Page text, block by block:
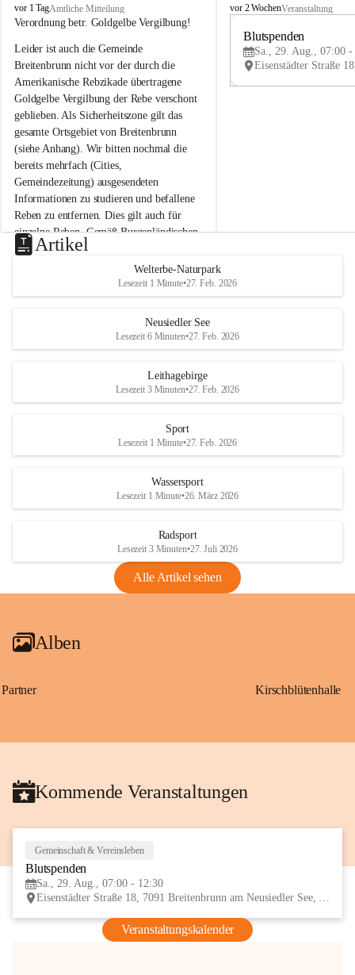
B
r
i
t
e
n
b
r
u
n
n
a
m
N
e
u
s
d
S
vor 1 TagAmtliche Mitteilung
Verordnung betr. Goldgelbe Vergilbung!
Leider ist auch die Gemeinde
Breitenbrunn nicht vor der durch die
Amerikanische Rebzikade übertragene
Goldgelbe Vergilbung der Rebe verschont
geblieben. Als Sicherheitszone gilt das
gesamte Ortsgebiet von Breitenbrunn
(siehe Anhang). Wir bitten nochmal die
bereits mehrfach (Cities,
Gemeindezeitung) ausgesendeten
Informationen zu studieren und befallene
Reben zu entfernen. Dies gilt auch für
einzelne Reben. Gemäß Burgenländischen
Weinbaugesetz sind nicht gepflegte oder
unzulässige Weingärten zu roden! Bitte
helfen wir zusammen um unsere Winzer
vor den prognostizierten Ernteausfällen
und den daraus folgenden wirtschaftlichen
Maßnahmen zur Bekämpfung
Rebe und der Amerikanischen
Anhang VBl. EU Nr. 18
1 Seite•1,4 MB
VBl. EU Nr. 18_2026
B
e
u
e
d
r
S
vor 2 WochenVeranstaltung
Blutspenden
Sa., 29. Aug., 07:00 -
Artikel
Welterbe-Naturpark
Lesezeit 1 Minute•27. Feb. 2026
Neusiedler See
Lesezeit 6 Minuten•27. Feb. 2026
Leithagebirge
Lesezeit 3 Minuten•27. Feb. 2026
Sport
Lesezeit 1 Minute•27. Feb. 2026
Wassersport
Lesezeit 1 Minute•26. März 2026
Radsport
Lesezeit 3 Minuten•27. Juli 2026
Alle Artikel sehen
Alben
Partner Kirschblütenhalle
Kommende Veranstaltungen
Gemeinschaft & Vereinsleben
Blutspenden
Sa., 29. Aug., 07:00 - 12:30
Eisenstädter Straße 18, 7091 Breitenbrunn am Neusiedler See, AUT
Veranstaltungskalender